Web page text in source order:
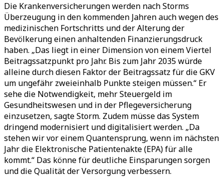
Die Krankenversicherungen werden nach Storms
Überzeugung in den kommenden Jahren auch wegen des
medizinischen Fortschritts und der Alterung der
Bevölkerung einen anhaltenden Finanzierungsdruck
haben. „Das liegt in einer Dimension von einem Viertel
Beitragssatzpunkt pro Jahr. Bis zum Jahr 2035 würde
alleine durch diesen Faktor der Beitragssatz für die GKV
um ungefähr zweieinhalb Punkte steigen müssen.“ Er
sehe die Notwendigkeit, mehr Steuergeld im
Gesundheitswesen und in der Pflegeversicherung
einzusetzen, sagte Storm. Zudem müsse das System
dringend modernisiert und digitalisiert werden. „Da
stehen wir vor einem Quantensprung, wenn im nächsten
Jahr die Elektronische Patientenakte (EPA) für alle
kommt.“ Das könne für deutliche Einsparungen sorgen
und die Qualität der Versorgung verbessern.